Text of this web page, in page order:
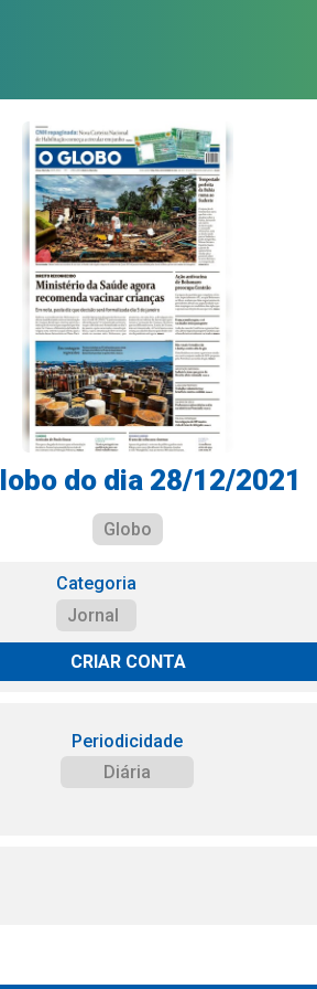
do dia 28/12/2021
Globo
Categoria
Jornal
CRIAR CONTA
Periodicidade
Diária